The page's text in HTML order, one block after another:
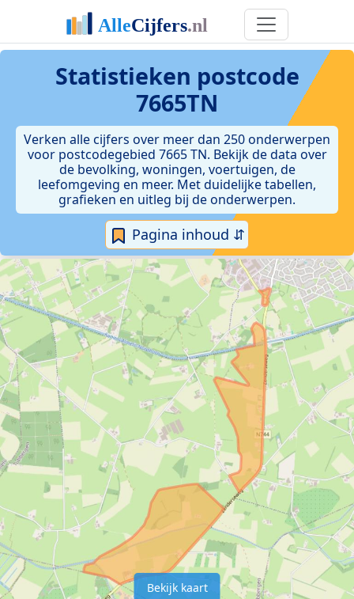
Statistieken postcode
7665TN
Verken alle cijfers over meer dan 250 onderwerpen
voor postcodegebied 7665 TN. Bekijk de data over
de bevolking, woningen, voertuigen, de
leefomgeving en meer. Met duidelijke tabellen,
grafieken en uitleg bij de onderwerpen.
Pagina inhoud ⇵
Bekijk kaart